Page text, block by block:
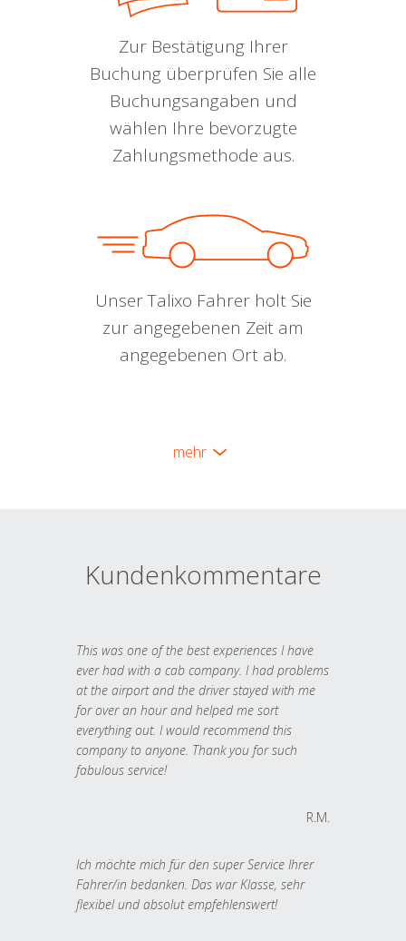
Zur Bestätigung Ihrer
Buchung überprüfen Sie alle
Buchungsangaben und
wählen Ihre bevorzugte
Zahlungsmethode aus.
Unser Talixo Fahrer holt Sie
zur angegebenen Zeit am
angegebenen Ort ab.
mehr
Kundenkommentare
This was one of the best experiences I have
ever had with a cab company. I had problems
at the airport and the driver stayed with me
for over an hour and helped me sort
everything out. I would recommend this
company to anyone. Thank you for such
fabulous service!
R.M.
Ich möchte mich für den super Service Ihrer
Fahrer/in bedanken. Das war Klasse, sehr
flexibel und absolut empfehlenswert!